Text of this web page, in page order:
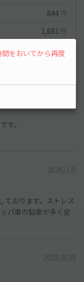
844 件
1,681 件
754件
す。
2026/1/5
ております。ストレス
パ車の駐車が多く安
2025/8/29
をおいてから再度